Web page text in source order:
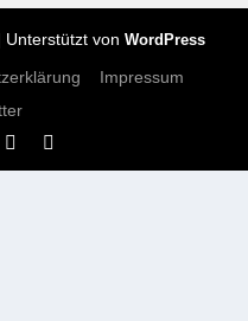
von WordPress
Impressum